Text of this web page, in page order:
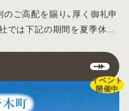
ご高配を賜り、厚く御礼申
間中も、物件見学について
、
ださい。 当日のご予約は、
イベント
開催中